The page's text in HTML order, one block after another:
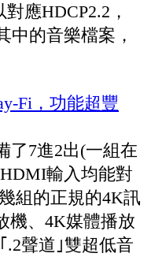
應HDCP2.2，
中的音樂檔案，
了7進2出(一組在
輸入均能對
組的正規的4K訊
機、4K媒體播放
.2聲道｣雙超低音